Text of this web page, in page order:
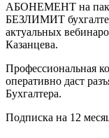
АБОНЕМЕНТ на
БЕЗЛИМИТ
актуальных
Казанцева.
Профессиональная
оперативно даст
Бухгалтера.
Подписка на 12